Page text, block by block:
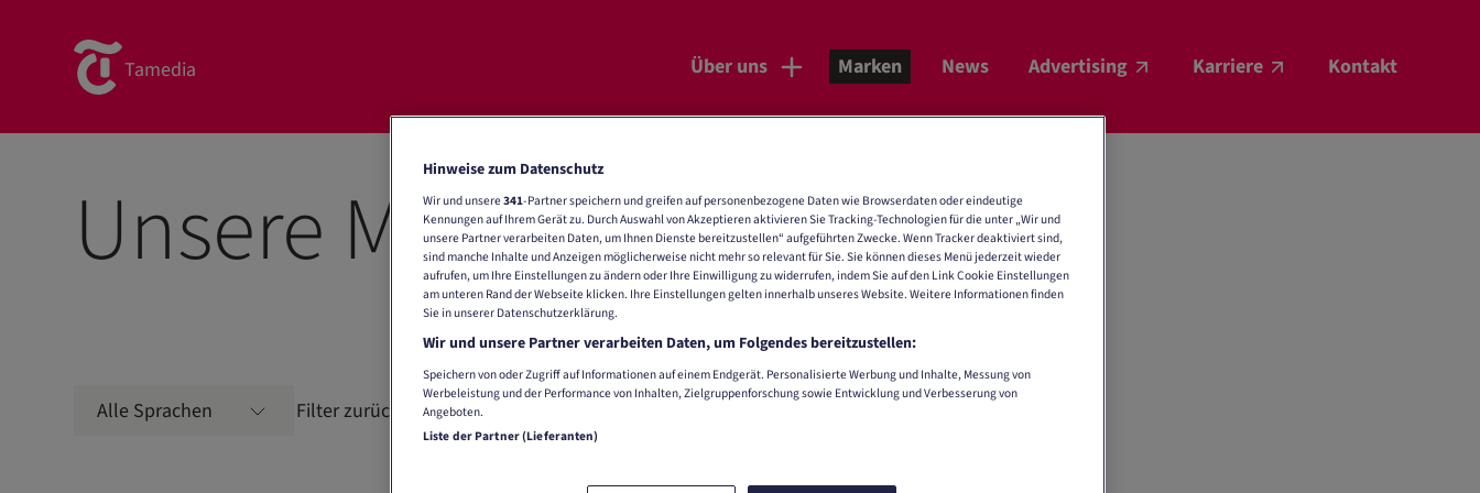
Tamedia Über uns Marken News Advertising Karriere Kontakt
Unsere Marken
Alle Sprachen Filter zurücksetzen
Hinweise zum Datenschutz
Wir und unsere341-Partner speichern und greifen auf personenbezogene Daten wie Browserdaten oder eindeutige
Kennungen auf Ihrem Gerät zu. Durch Auswahl von Akzeptieren aktivieren Sie Tracking-Technologien für die unter „Wir und
unsere Partner verarbeiten Daten, um Ihnen Dienste bereitzustellen“ aufgeführten Zwecke. Wenn Tracker deaktiviert sind,
sind manche Inhalte und Anzeigen möglicherweise nicht mehr so relevant für Sie. Sie können dieses Menü jederzeit wieder
aufrufen, um Ihre Einstellungen zu ändern oder Ihre Einwilligung zu widerrufen, indem Sie auf den Link Cookie Einstellungen
am unteren Rand der Webseite klicken. Ihre Einstellungen gelten innerhalb unseres Website. Weitere Informationen finden
Sie in unserer Datenschutzerklärung.
Wir und unsere Partner verarbeiten Daten, um Folgendes bereitzustellen:
Speichern von oder Zugriff auf Informationen auf einem Endgerät. Personalisierte Werbung und Inhalte, Messung von
Werbeleistung und der Performance von Inhalten, Zielgruppenforschung sowie Entwicklung und Verbesserung von
Angeboten.
Liste der Partner (Lieferanten)